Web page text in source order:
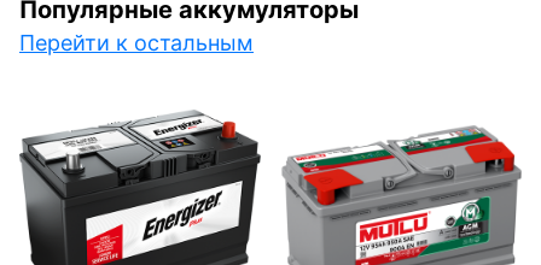
Популярные аккумуляторы
Перейти к остальным